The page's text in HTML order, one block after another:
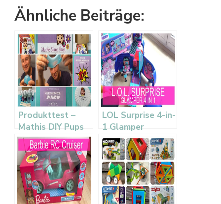
Ähnliche Beiträge:
Produkttest –
Mathis DIY Pups
Slime Set
LOL Surprise 4-in-
1 Glamper
Fashion Camper